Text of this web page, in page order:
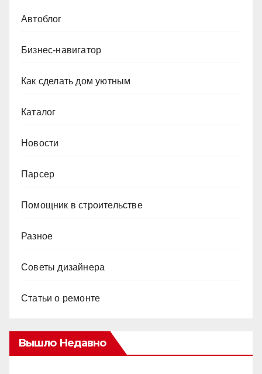
Автоблог
Бизнес-навигатор
Как сделать дом уютным
Каталог
Новости
Парсер
Помощник в строительстве
Разное
Советы дизайнера
Статьи о ремонте
Вышло Недавно